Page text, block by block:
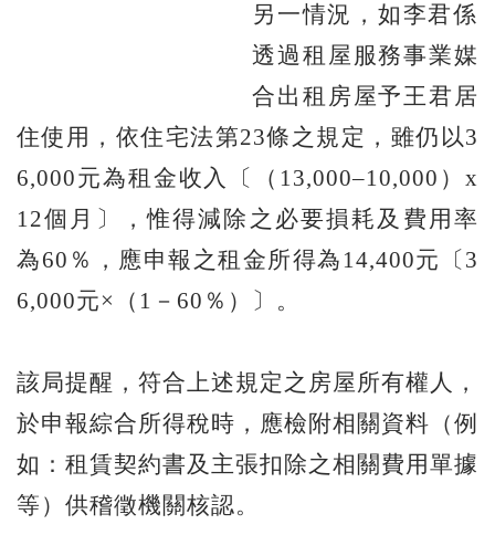
另一情況，如李君係
透過租屋服務事業媒
合出租房屋予王君居
住使用，依住宅法第23條之規定，雖仍以3
6,000元為租金收入〔（13,000–10,000）x
12個月〕，惟得減除之必要損耗及費用率
為60％，應申報之租金所得為14,400元〔3
6,000元×（1－60％）〕。
該局提醒，符合上述規定之房屋所有權人，
於申報綜合所得稅時，應檢附相關資料（例
如：租賃契約書及主張扣除之相關費用單據
等）供稽徵機關核認。